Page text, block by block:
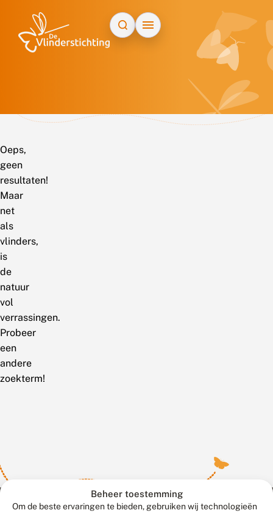
Beheer toestemming
Om de beste ervaringen te bieden, gebruiken wij technologieën
Oeps,
geen
resultaten!
Maar
net
als
vlinders,
is
de
natuur
vol
verrassingen.
Probeer
een
andere
zoekterm!